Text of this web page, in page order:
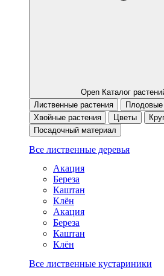
Open Каталог
Лиственные растения
Плодовые
Хвойные растения
Цветы
Посадочный материал
Все лиственные деревья
Акация
Береза
Каштан
Клён
Акация
Береза
Каштан
Клён
Все лиственные кустариники